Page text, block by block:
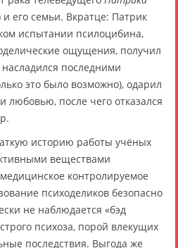
его семьи. Вкратце: Патрик
испытании псилоцибина,
ощущения, получил
последними
это было возможно), одарил
после чего отказался
историю работы учёных
веществами
контролируемое
психоделиков безопасно
не наблюдается «бэд
психоза, порой влекущих
последствия. Выгода же